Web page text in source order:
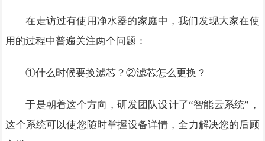
在走访过有使用净水器的家庭中，我们发现大家在使
用的过程中普遍关注两个问题：
①什么时候要换滤芯？②滤芯怎么更换？
于是朝着这个方向，研发团队设计了“智能云系统”，
这个系统可以使您随时掌握设备详情，全力解决您的后顾